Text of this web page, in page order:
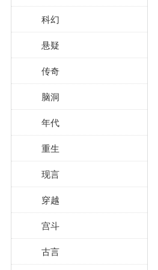
科幻
悬疑
传奇
脑洞
年代
重生
现言
穿越
宫斗
古言